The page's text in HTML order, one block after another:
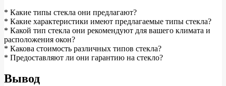
* Какие типы стекла они предлагают?
* Какие характеристики имеют предлагаемые типы стекла?
* Какой тип стекла они рекомендуют для вашего климата и
расположения окон?
* Какова стоимость различных типов стекла?
* Предоставляют ли они гарантию на стекло?
Вывод